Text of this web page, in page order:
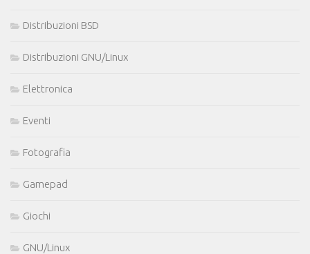
Distribuzioni BSD
Distribuzioni GNU/Linux
Elettronica
Eventi
Fotografia
Gamepad
Giochi
GNU/Linux